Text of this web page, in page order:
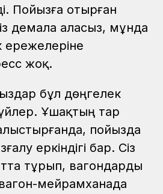
Пойызға отырған
демала аласыз, мұнда
ережелеріне
жоқ.
бұл дөңгелек
үйлер. Ұшақтың тар
пойызда
еркіндігі бар. Сіз
тұрып, вагондарды
мейрамханада